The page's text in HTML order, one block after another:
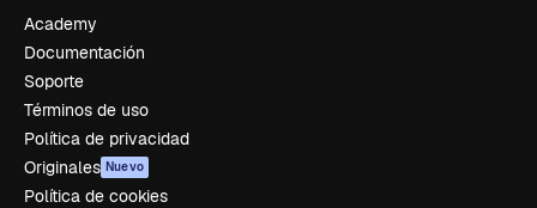
Academy
Documentación
Soporte
Términos de uso
Política de privacidad
Originales Nuevo
Política de cookies